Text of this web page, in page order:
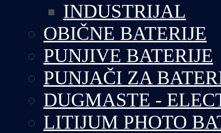
INDUSTRIJAL
OBIČNE BATERIJE
PUNJIVE BATERIJE
PUNJAČI ZA
DUGMASTE -
LITIJUM PHOTO